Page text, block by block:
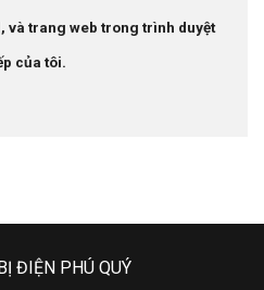
và trang web trong trình duyệt
của tôi.
ĐIỆN PHÚ QUÝ